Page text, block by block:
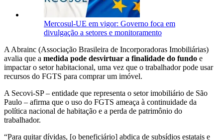
Mercosul-UE em vigor: Governo foca em
divulgação a setores e monitoramento
A Abrainc (Associação Brasileira de Incorporadoras Imobiliárias)
avalia que a medida pode desvirtuar a finalidade do fundo e
impactar o setor habitacional, uma vez que o trabalhador pode usar
recursos do FGTS para comprar um imóvel.
A Secovi-SP – entidade que representa o setor imobiliário de São
Paulo – afirma que o uso do FGTS ameaça à continuidade da
política nacional de habitação e a perda de patrimônio do
trabalhador.
“Para quitar dívidas, [o beneficiário] abdica de subsídios estatais e